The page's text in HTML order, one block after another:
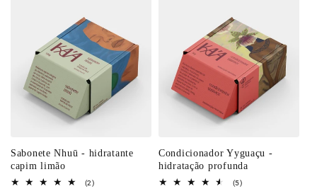
Sabonete Nhuū - hidratante
capim limão
(2)2
Condicionador Yyguaçu -
hidratação profunda
(5)5